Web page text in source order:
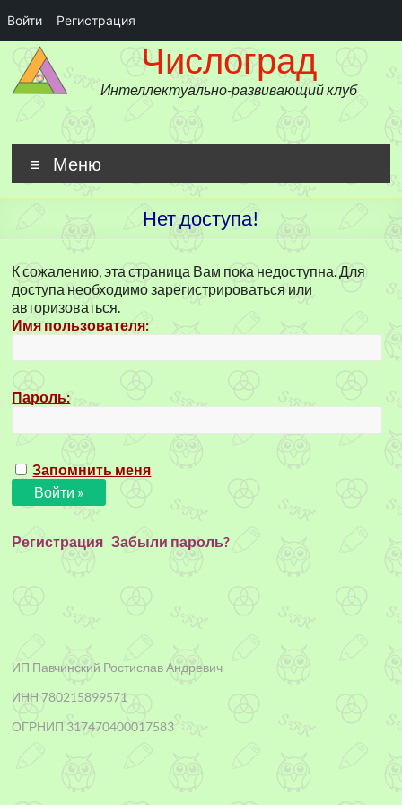
Войти Регистрация
Перейти
содержимому
ЧислоградЧислоград
Интеллектуально-развивающий клуб
Меню
Нет доступа!
К сожалению, эта страница Вам пока недоступна. Для
доступа необходимо зарегистрироваться или
авторизоваться.
Имя пользователя:
Пароль:
Запомнить меня
Регистрация Забыли пароль?
ИП Павчинский Ростислав Андревич
ИНН 780215899571
ОГРНИП 317470400017583